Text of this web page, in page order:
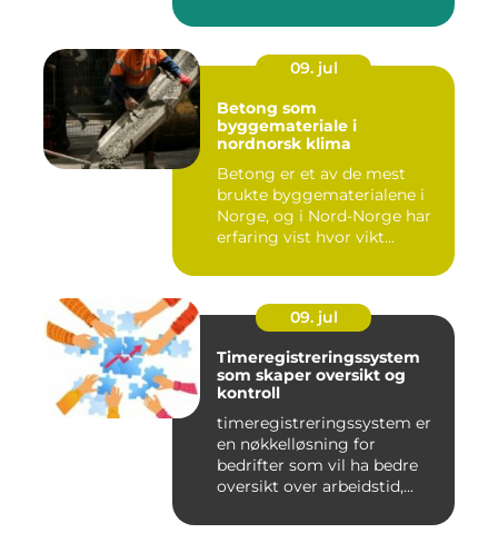
09. jul
Betong som
byggemateriale i
nordnorsk klima
Betong er et av de mest
brukte byggematerialene i
Norge, og i Nord-Norge har
erfaring vist hvor vikt...
09. jul
Timeregistreringssystem
som skaper oversikt og
kontroll
timeregistreringssystem er
en nøkkelløsning for
bedrifter som vil ha bedre
oversikt over arbeidstid,...